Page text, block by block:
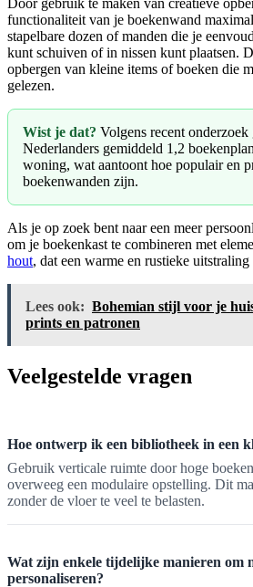
Door gebruik te maken van creatieve
functionaliteit van je boekenwand
stapelbare dozen of manden die je
kunt schuiven of in nissen kunt plaatsen.
opbergen van kleine items of boeken die
gelezen.
Wist je dat? Volgens recent onderzoek
Nederlanders gemiddeld 1,2
woning, wat aantoont hoe populair en
boekenwanden zijn.
Als je op zoek bent naar een meer
om je boekenkast te combineren met
hout, dat een warme en rustieke uitstraling
Lees ook: Bohemian stijl voor je
prints en patronen
Veelgestelde vragen
Hoe ontwerp ik een bibliotheek in een
Gebruik verticale ruimte door hoge
overweeg een modulaire opstelling. Dit
zonder de vloer te veel te belasten.
Wat zijn enkele tijdelijke manieren om
personaliseren?